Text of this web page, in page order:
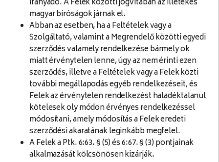
magyar bíróságok járnak el.
Abban az esetben, ha a Feltételek vagy a
Szolgáltató, valamint a Megrendelő közötti egyedi
szerződés valamely rendelkezése bármely ok
miatt érvénytelen lenne, úgy az nem érinti ezen
szerződés, illetve a Feltételek vagy a Felek közti
további megállapodás egyéb rendelkezéseit, és
Felek az érvénytelen rendelkezést haladéktalanul
kötelesek oly módon érvényes rendelkezéssel
módosítani, amely módosítás a Felek eredeti
szerződési akaratának leginkább megfelel.
A Felek a Ptk. 6:63. § (5) és 6:67. § (3) pontjainak
alkalmazását kölcsönösen kizárják.